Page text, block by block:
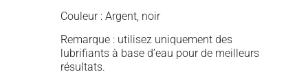
Couleur : Argent, noir
Remarque : utilisez uniquement des
lubrifiants à base d’eau pour de meilleurs
résultats.